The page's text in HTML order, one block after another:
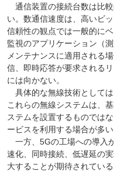
通信装置の接続台数は比
い。数通信速度は、高いビ
信頼性の観点では一般的に
監視のアプリケーション（
メンテナンスに適用される
信、即時応答が要求される
には向かない。
具体的な無線技術としては
これらの無線システムは、
ステムを設置するものでは
ービスを利用する場合が多い
一方、5Gの工場への導入
速化、同時接続、低遅延の
大することが期待されている